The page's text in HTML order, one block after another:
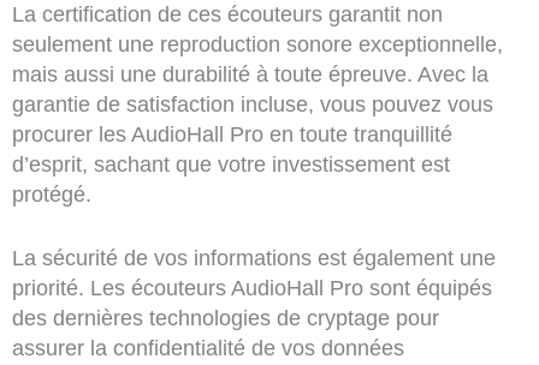
La certification de ces écouteurs garantit non
seulement une reproduction sonore exceptionnelle,
mais aussi une durabilité à toute épreuve. Avec la
garantie de satisfaction incluse, vous pouvez vous
procurer les AudioHall Pro en toute tranquillité
d’esprit, sachant que votre investissement est
protégé.
La sécurité de vos informations est également une
priorité. Les écouteurs AudioHall Pro sont équipés
des dernières technologies de cryptage pour
assurer la confidentialité de vos données